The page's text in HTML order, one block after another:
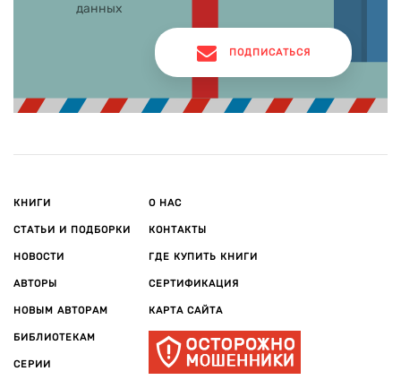
данных
ПОДПИСАТЬСЯ
КНИГИ
СТАТЬИ И ПОДБОРКИ
НОВОСТИ
АВТОРЫ
НОВЫМ АВТОРАМ
БИБЛИОТЕКАМ
СЕРИИ
О НАС
КОНТАКТЫ
ГДЕ КУПИТЬ КНИГИ
СЕРТИФИКАЦИЯ
КАРТА САЙТА